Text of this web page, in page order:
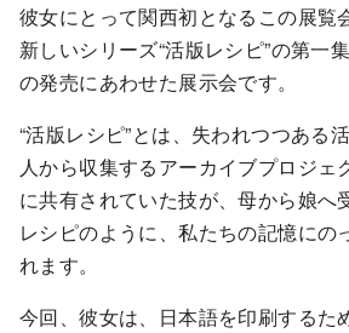
彼女にとって関西初となるこの展覧
新しいシリーズ“活版レシピ”の第一
の発売にあわせた展示会です。
“活版レシピ”とは、失われつつある
人から収集するアーカイブプロジェ
に共有されていた技が、母から娘へ
レシピのように、私たちの記憶にの
れます。
今回、彼女は、日本語を印刷するた